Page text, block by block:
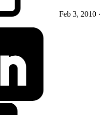
Feb 3, 2010 ·